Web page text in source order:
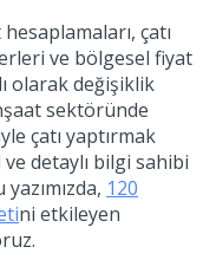
çatı
ve bölgesel fiyat
olarak değişiklik
sektöründe
çatı yaptırmak
detaylı bilgi sahibi
120
ni etkileyen